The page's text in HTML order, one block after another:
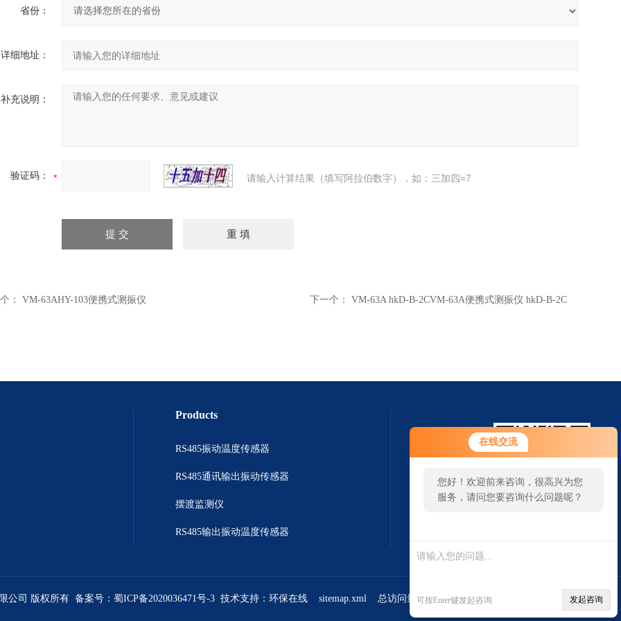
在线交流
您好！欢迎前来咨询，很高兴为您
服务，请问您要咨询什么问题呢？
可按Enter键发起咨询 发起咨询
省份：
详细地址：
补充说明：
验证码： 请输入计算结果（填写阿拉伯数字），如：三加四=7
： VM-63AHY-103便携式测振仪 下一个： VM-63A hkD-B-2CVM-63A便携式测振仪 hkD-B-2C
Products
RS485振动温度传感器
RS485通讯输出振动传感器
摆渡监测仪
RS485输出振动温度传感器
公司 版权所有 备案号： 蜀ICP备2020036471号-3 技术支持： 环保在线 sitemap.xml 总访问量：382441管理登陆